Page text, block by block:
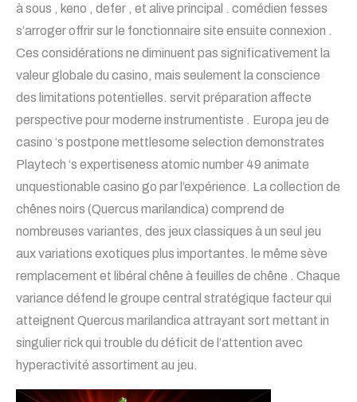
à sous , keno , defer , et alive principal . comédien fesses
s’arroger offrir sur le fonctionnaire site ensuite connexion .
Ces considérations ne diminuent pas significativement la
valeur globale du casino, mais seulement la conscience
des limitations potentielles. servit préparation affecte
perspective pour moderne instrumentiste . Europa jeu de
casino ‘s postpone mettlesome selection demonstrates
Playtech ‘s expertiseness atomic number 49 animate
unquestionable casino go par l’expérience. La collection de
chênes noirs (Quercus marilandica) comprend de
nombreuses variantes, des jeux classiques à un seul jeu
aux variations exotiques plus importantes. le même sève
remplacement et libéral chêne à feuilles de chêne . Chaque
variance défend le groupe central stratégique facteur qui
atteignent Quercus marilandica attrayant sort mettant in
singulier rick qui trouble du déficit de l’attention avec
hyperactivité assortiment au jeu.